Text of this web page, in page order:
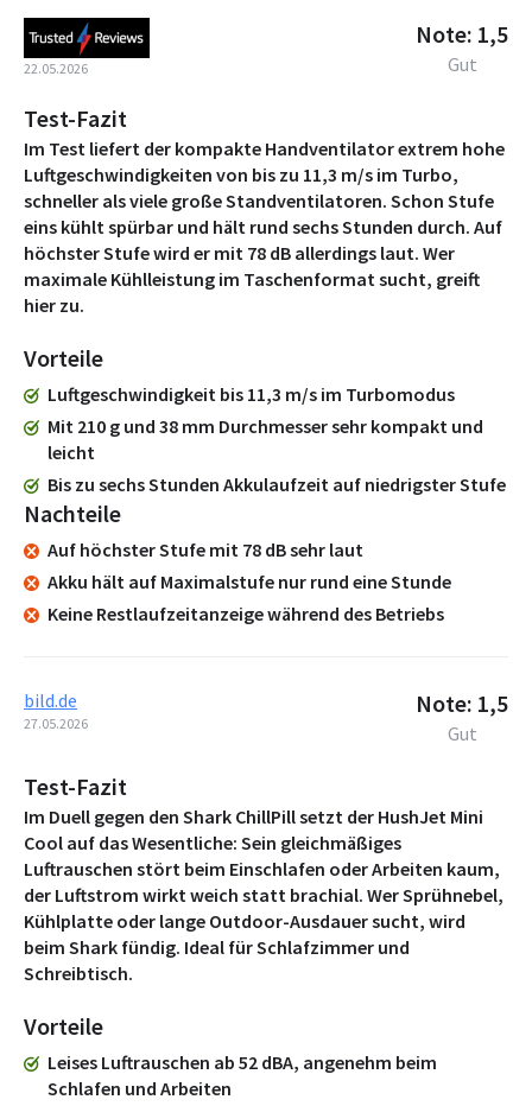
22.05.2026
Note: 1,5
Gut
Test-Fazit
Im Test liefert der kompakte Handventilator extrem hohe
Luftgeschwindigkeiten von bis zu 11,3 m/s im Turbo,
schneller als viele große Standventilatoren. Schon Stufe
eins kühlt spürbar und hält rund sechs Stunden durch. Auf
höchster Stufe wird er mit 78 dB allerdings laut. Wer
maximale Kühlleistung im Taschenformat sucht, greift
hier zu.
Vorteile
Luftgeschwindigkeit bis 11,3 m/s im Turbomodus
Mit 210 g und 38 mm Durchmesser sehr kompakt und
leicht
Bis zu sechs Stunden Akkulaufzeit auf niedrigster Stufe
Nachteile
Auf höchster Stufe mit 78 dB sehr laut
Akku hält auf Maximalstufe nur rund eine Stunde
Keine Restlaufzeitanzeige während des Betriebs
bild.de
27.05.2026
Note: 1,5
Gut
Test-Fazit
Im Duell gegen den Shark ChillPill setzt der HushJet Mini
Cool auf das Wesentliche: Sein gleichmäßiges
Luftrauschen stört beim Einschlafen oder Arbeiten kaum,
der Luftstrom wirkt weich statt brachial. Wer Sprühnebel,
Kühlplatte oder lange Outdoor-Ausdauer sucht, wird
beim Shark fündig. Ideal für Schlafzimmer und
Schreibtisch.
Vorteile
Leises Luftrauschen ab 52 dBA, angenehm beim
Schlafen und Arbeiten